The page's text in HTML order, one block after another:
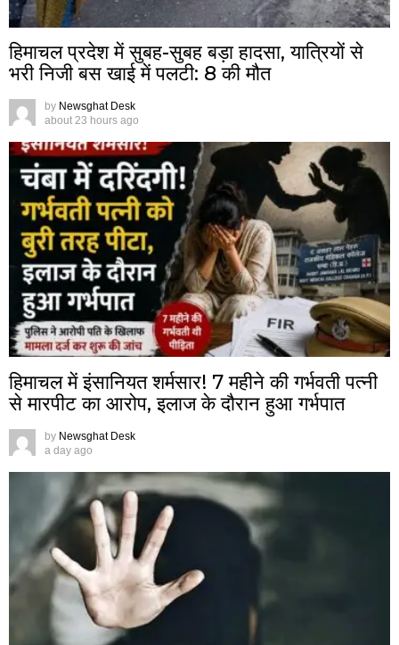
हिमाचल प्रदेश में सुबह-सुबह बड़ा हादसा, यात्रियों से
भरी निजी बस खाई में पलटी: 8 की मौत
by Newsghat Desk
about 23 hours ago
हिमाचल में इंसानियत शर्मसार! 7 महीने की गर्भवती पत्नी
से मारपीट का आरोप, इलाज के दौरान हुआ गर्भपात
by Newsghat Desk
a day ago